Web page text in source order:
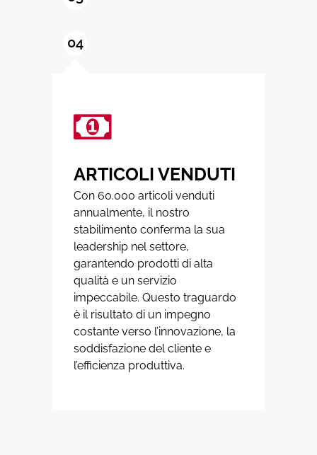
04
ARTICOLI VENDUTI
Con 60.000 articoli venduti
annualmente, il nostro
stabilimento conferma la sua
leadership nel settore,
garantendo prodotti di alta
qualità e un servizio
impeccabile. Questo traguardo
è il risultato di un impegno
costante verso l’innovazione, la
soddisfazione del cliente e
l’efficienza produttiva.